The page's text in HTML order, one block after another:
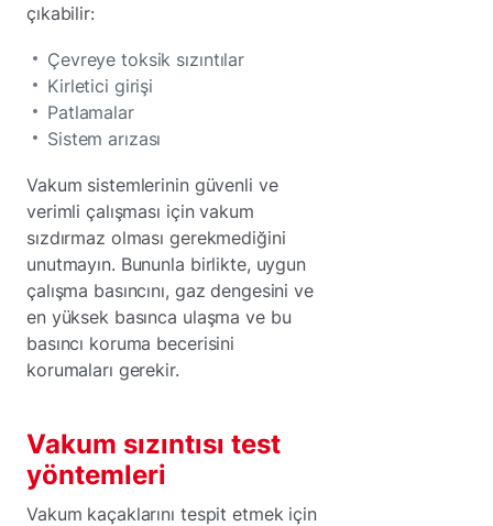
çıkabilir:
Çevreye toksik sızıntılar
Kirletici girişi
Patlamalar
Sistem arızası
Vakum sistemlerinin güvenli ve
verimli çalışması için vakum
sızdırmaz olması gerekmediğini
unutmayın. Bununla birlikte, uygun
çalışma basıncını, gaz dengesini ve
en yüksek basınca ulaşma ve bu
basıncı koruma becerisini
korumaları gerekir.
Vakum sızıntısı test
yöntemleri
Vakum kaçaklarını tespit etmek için